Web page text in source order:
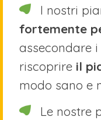
I nostri
fortemente
assecondare
riscoprire il
modo sano e
Le nostre